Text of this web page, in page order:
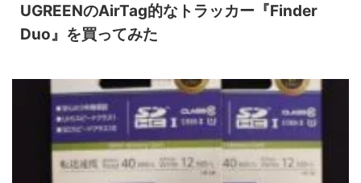
UGREENのAirTag的なトラッカー『Finder
Duo』を買ってみた